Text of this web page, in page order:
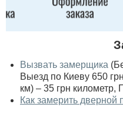
Вызвать замерщика
Выезд по Киеву 650
км) – 35 грн километр,
Как замерить дверной